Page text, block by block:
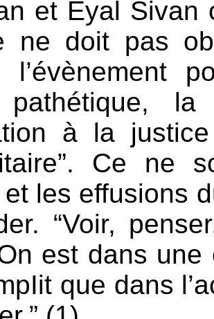
et Eyal Sivan
ne doit pas
l’évènement
pathétique,
à la
Ce ne
les effusions
“Voir,
est dans une
que dans